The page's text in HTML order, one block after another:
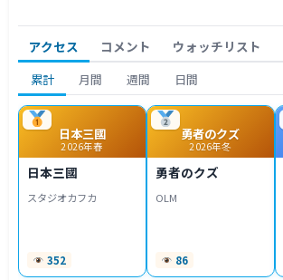
アクセス コメント ウォッチリスト
累計 月間 週間 日間
日本三國
2026年春
日本三國
スタジオカフカ
352
勇者のクズ
2026年冬
勇者のクズ
OLM
86